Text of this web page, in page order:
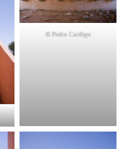
© Pedro Cardigo